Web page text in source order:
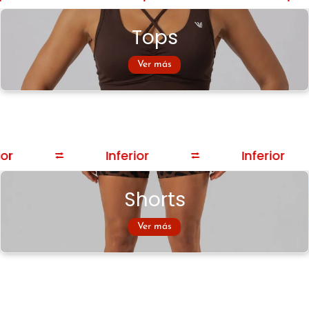
Tops
Ver más
⮂ Inferior ⮂ Inferior
Shorts
Ver más